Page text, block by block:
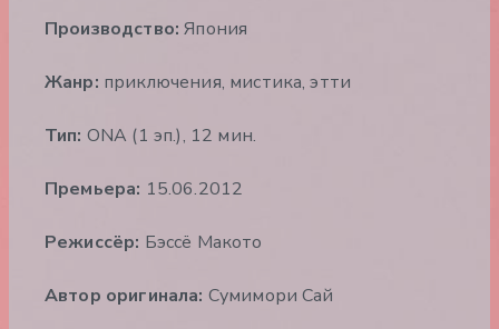
Производство: Япония
Жанр: приключения, мистика, этти
Тип: ONA (1 эп.), 12 мин.
Премьера: 15.06.2012
Режиссёр: Бэссё Макото
Автор оригинала: Сумимори Сай